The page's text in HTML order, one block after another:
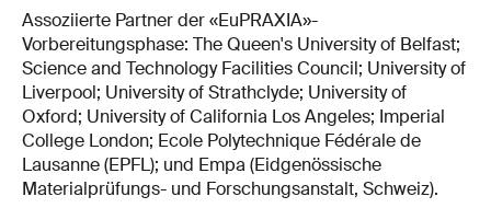
Assoziierte Partner der «EuPRAXIA»-
Vorbereitungsphase: The Queen's University of Belfast;
Science and Technology Facilities Council; University of
Liverpool; University of Strathclyde; University of
Oxford; University of California Los Angeles; Imperial
College London; Ecole Polytechnique Fédérale de
Lausanne (EPFL); und Empa (Eidgenössische
Materialprüfungs- und Forschungsanstalt, Schweiz).